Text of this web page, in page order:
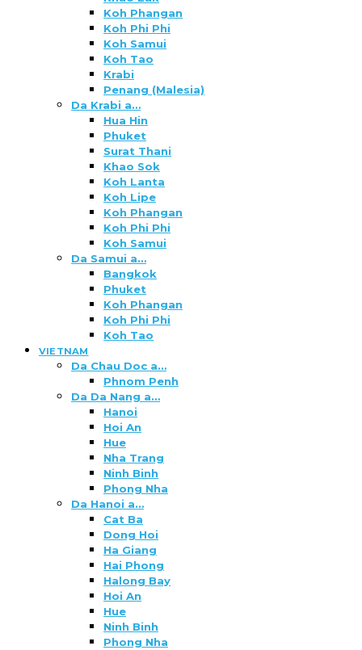
Koh Phangan
Koh Phi Phi
Koh Samui
Koh Tao
Krabi
Penang (Malesia)
Da Krabi a…
Hua Hin
Phuket
Surat Thani
Khao Sok
Koh Lanta
Koh Lipe
Koh Phangan
Koh Phi Phi
Koh Samui
Da Samui a…
Bangkok
Phuket
Koh Phangan
Koh Phi Phi
Koh Tao
VIETNAM
Da Chau Doc a…
Phnom Penh
Da Da Nang a…
Hanoi
Hoi An
Hue
Nha Trang
Ninh Binh
Phong Nha
Da Hanoi a…
Cat Ba
Dong Hoi
Ha Giang
Hai Phong
Halong Bay
Hoi An
Hue
Ninh Binh
Phong Nha